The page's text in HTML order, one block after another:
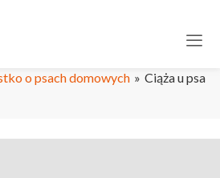
o psach domowych » Ciąża u psa